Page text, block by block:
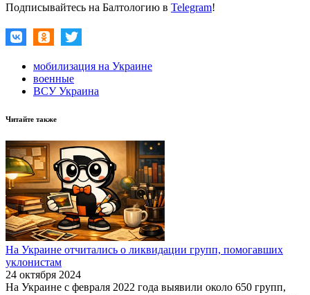
Подписывайтесь на Балтологию в Telegram!
мобилизация на Украине
военные
ВСУ Украина
Читайте также
На Украине отчитались о ликвидации групп, помогавших
уклонистам
24 октября 2024
На Украине с февраля 2022 года выявили около 650 групп,